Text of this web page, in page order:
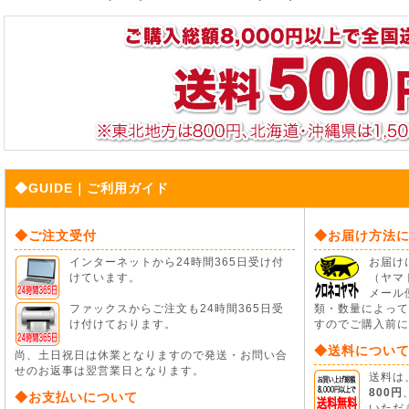
◆GUIDE｜ご利用ガイド
◆ご注文受付
インターネットから24時間365日受け付
けています。
ファックスからご注文も24時間365日受
け付けております。
尚、土日祝日は休業となりますので発送・お問い合
せのお返事は翌営業日となります。
◆お支払いについて
◆お届け方法
お届け
（ヤ
メール
類・数量によっ
すのでご購入前
◆送料について
送料は
800円